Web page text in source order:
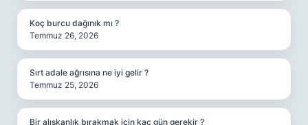
Koç burcu dağınık mı ?
Temmuz 26, 2026
Sırt adale ağrısına ne iyi gelir ?
Temmuz 25, 2026
Bir alışkanlık bırakmak için kaç gün gerekir ?